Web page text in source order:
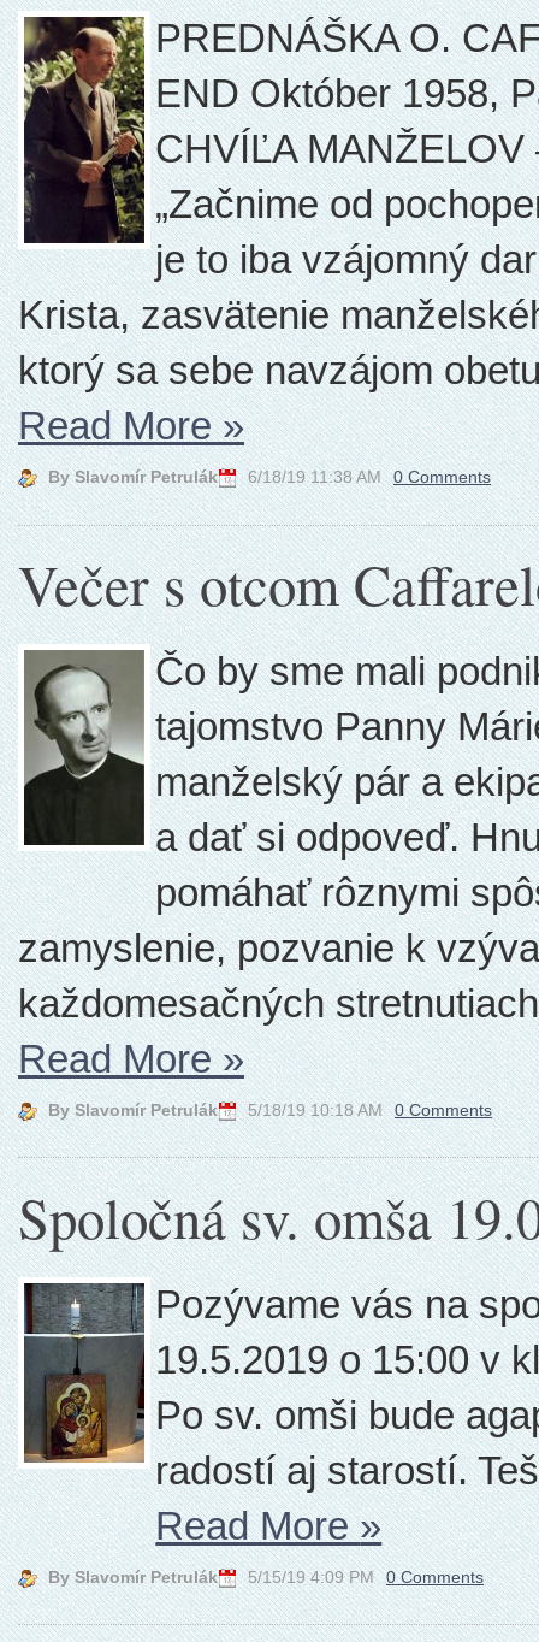
PREDNÁŠKA O.
END Október 1958,
CHVÍĽA
„Začnime od
je to iba vzájomný
Krista, zasvätenie
ktorý sa sebe navzájom
Read More»
By Slavomír Petrulák 6/18/19 11:38 AM 0 Comments
Večer s otcom
Čo by sme mali
tajomstvo Panny
manželský pár a
a dať si odpoveď.
pomáhať rôznymi
zamyslenie, pozvanie k
každomesačných
Read More»
By Slavomír Petrulák 5/18/19 10:18 AM 0 Comments
Spoločná sv. omša
Pozývame vás na
19.5.2019 o 15:00 v
Po sv. omši bude
radostí aj starostí.
Read More»
By Slavomír Petrulák 5/15/19 4:09 PM 0 Comments